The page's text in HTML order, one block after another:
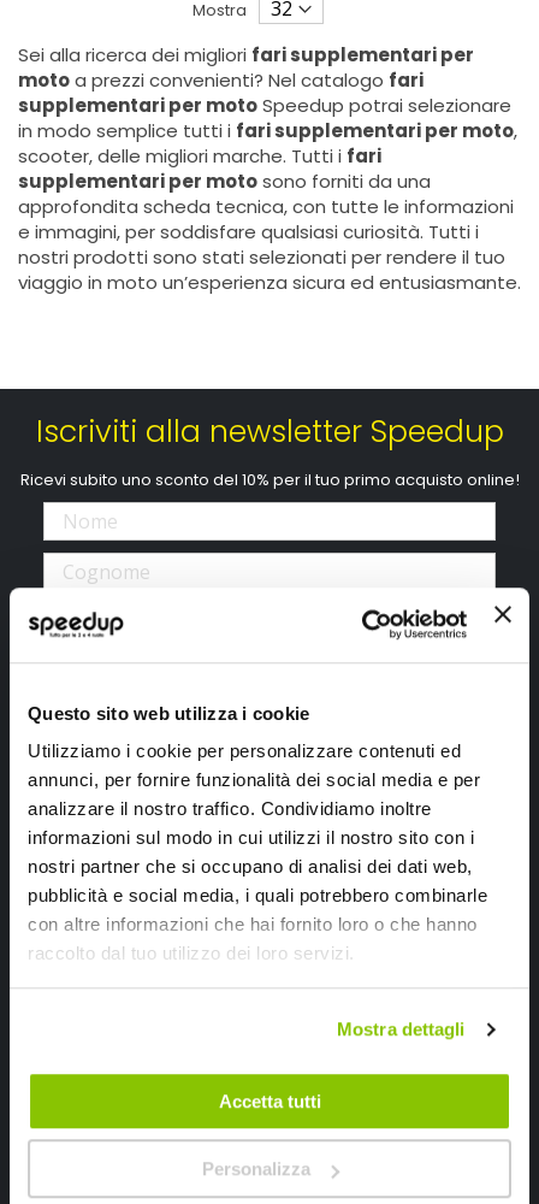
Questo sito web utilizza i cookie
Utilizziamo i cookie per personalizzare contenuti ed
annunci, per fornire funzionalità dei social media e per
analizzare il nostro traffico. Condividiamo inoltre
informazioni sul modo in cui utilizzi il nostro sito con i
nostri partner che si occupano di analisi dei dati web,
pubblicità e social media, i quali potrebbero combinarle
con altre informazioni che hai fornito loro o che hanno
raccolto dal tuo utilizzo dei loro servizi.
Mostra dettagli
Accetta tutti
Personalizza
Mostra
Sei alla ricerca dei migliori fari supplementari per
motoa prezzi convenienti? Nel catalogo fari
supplementari per motoSpeedup potrai selezionare
in modo semplice tutti i fari supplementari per moto,
scooter, delle migliori marche. Tutti i fari
supplementari per motosono forniti da una
approfondita scheda tecnica, con tutte le informazioni
e immagini, per soddisfare qualsiasi curiosità. Tutti i
nostri prodotti sono stati selezionati per rendere il tuo
viaggio in moto un’esperienza sicura ed entusiasmante.
Iscriviti alla newsletter Speedup
Ricevi subito uno sconto del 10% per il tuo primo acquisto online!
Iscrivimi
Segui SPEEDUP.IT
SpeedUp.it
Via Montello 46